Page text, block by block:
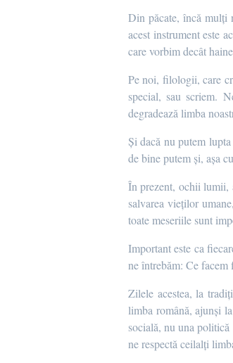
Din păcate, încă mulți
acest instrument este
care vorbim decât
Pe noi, filologii, care
special, sau scriem.
degradează limba
Și dacă nu putem
de bine putem și, așa
În prezent, ochii lumii,
salvarea vieților
toate meseriile sunt
Important este ca
ne întrebăm: Ce facem
Zilele acestea, la
limba română, ajunși
socială, nu una
ne respectă ceilalți